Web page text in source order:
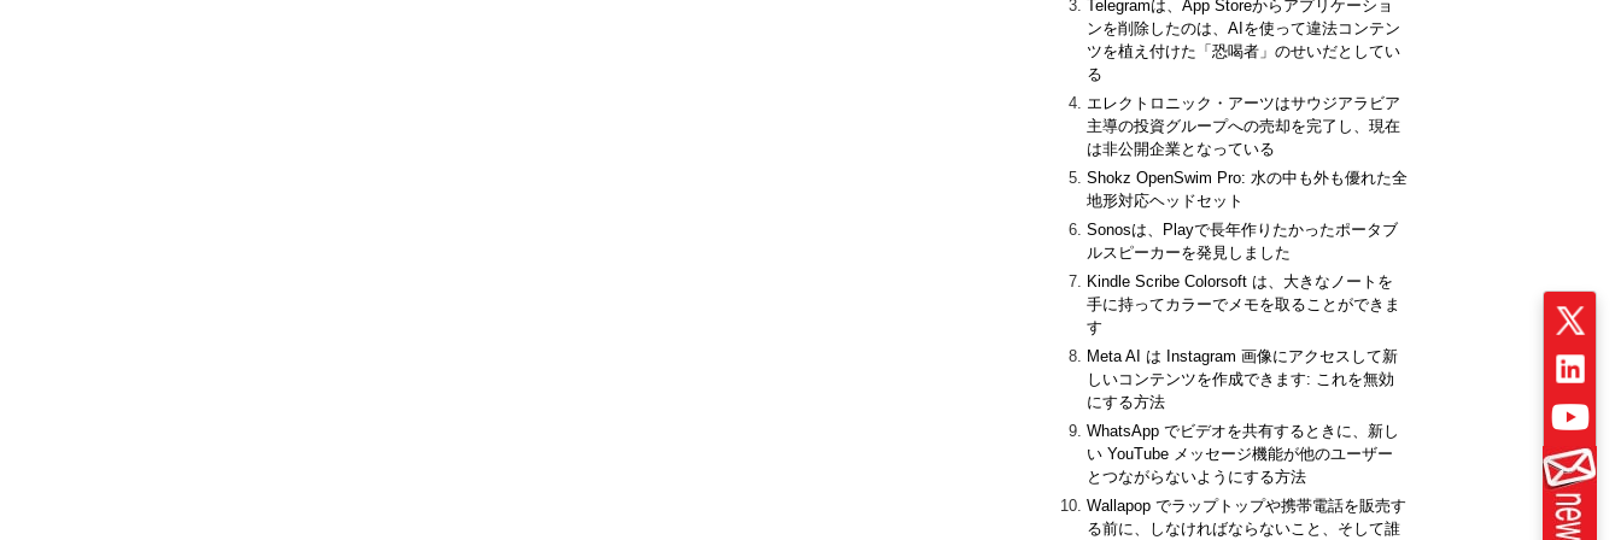
Telegramは、App Storeからアプリケーショ
ンを削除したのは、AIを使って違法コンテン
ツを植え付けた「恐喝者」のせいだとしてい
る
エレクトロニック・アーツはサウジアラビア
主導の投資グループへの売却を完了し、現在
は非公開企業となっている
Shokz OpenSwim Pro: 水の中も外も優れた全
地形対応ヘッドセット
Sonosは、Playで長年作りたかったポータブ
ルスピーカーを発見しました
Kindle Scribe Colorsoft は、大きなノートを
手に持ってカラーでメモを取ることができま
す
Meta AI は Instagram 画像にアクセスして新
しいコンテンツを作成できます: これを無効
にする方法
WhatsApp でビデオを共有するときに、新し
い YouTube メッセージ機能が他のユーザー
とつながらないようにする方法
Wallapop でラップトップや携帯電話を販売す
る前に、しなければならないこと、そして誰